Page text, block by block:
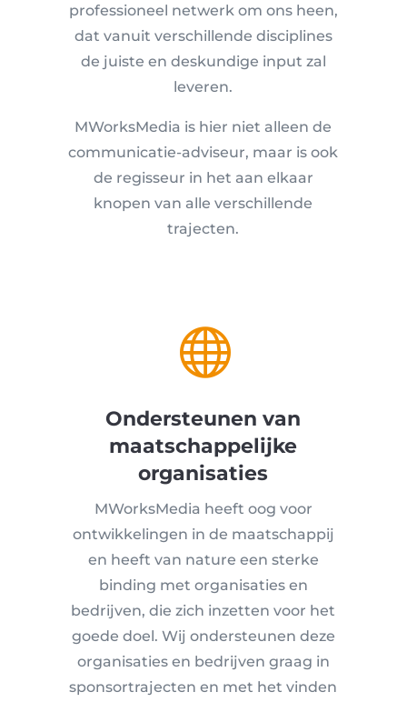
professioneel netwerk om ons heen,
dat vanuit verschillende disciplines
de juiste en deskundige input zal
leveren.
MWorksMedia is hier niet alleen de
communicatie-adviseur, maar is ook
de regisseur in het aan elkaar
knopen van alle verschillende
trajecten.

Ondersteunen van
maatschappelijke
organisaties
MWorksMedia heeft oog voor
ontwikkelingen in de maatschappij
en heeft van nature een sterke
binding met organisaties en
bedrijven, die zich inzetten voor het
goede doel. Wij ondersteunen deze
organisaties en bedrijven graag in
sponsortrajecten en met het vinden